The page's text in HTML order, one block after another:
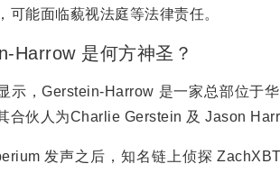
可能面临藐视法庭等法律责任。
Harrow 是何方神圣？
示，Gerstein-Harrow 是一家总部位于
合伙人为Charlie Gerstein 及 Jason
发声之后，知名链上侦探